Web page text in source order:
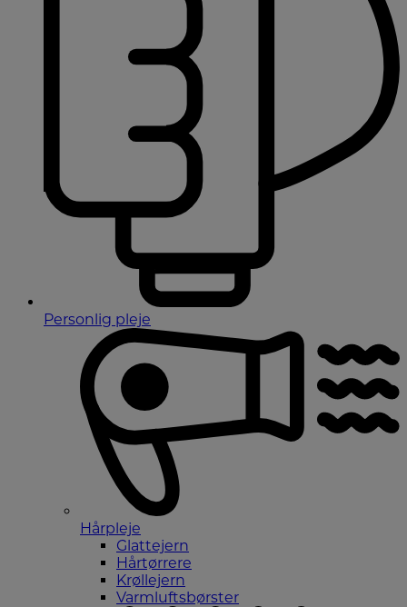
Personlig pleje
Hårpleje
Glattejern
Hårtørrere
Krøllejern
Varmluftsbørster